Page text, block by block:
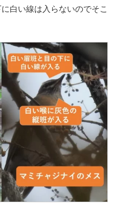
白い線は入らないのでそこ